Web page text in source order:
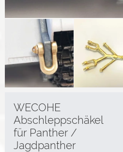
WECOHE
Abschleppschäkel
für Panther /
Jagdpanther